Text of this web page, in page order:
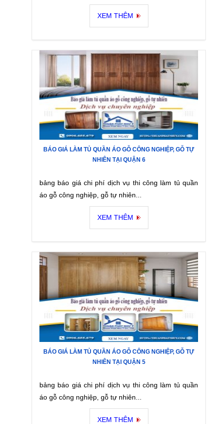
XEM THÊM
BÁO GIÁ LÀM TỦ QUẦN ÁO GỖ CÔNG NGHIỆP, GỖ TỰ
NHIÊN TẠI QUẬN 6
bảng báo giá chi phí dịch vụ thi công làm tủ quần
áo gỗ công nghiệp, gỗ tự nhiên...
XEM THÊM
BÁO GIÁ LÀM TỦ QUẦN ÁO GỖ CÔNG NGHIỆP, GỖ TỰ
NHIÊN TẠI QUẬN 5
bảng báo giá chi phí dịch vụ thi công làm tủ quần
áo gỗ công nghiệp, gỗ tự nhiên...
XEM THÊM